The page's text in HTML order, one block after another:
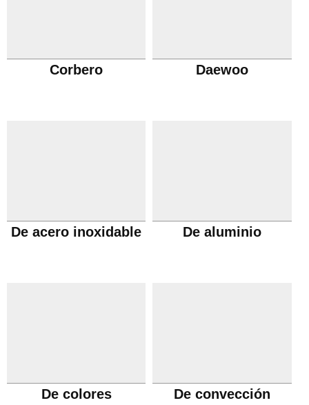
Corbero Daewoo
De acero inoxidable De aluminio
De colores De convección